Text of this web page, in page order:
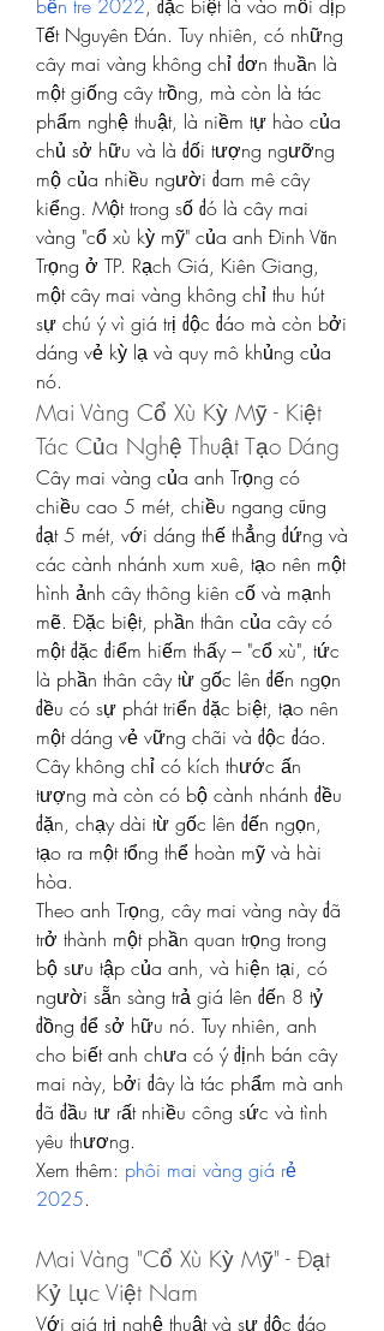
bến tre 2022, đặc biệt là vào mỗi dịp
Tết Nguyên Đán. Tuy nhiên, có những
cây mai vàng không chỉ đơn thuần là
một giống cây trồng, mà còn là tác
phẩm nghệ thuật, là niềm tự hào của
chủ sở hữu và là đối tượng ngưỡng
mộ của nhiều người đam mê cây
kiểng. Một trong số đó là cây mai
vàng "cổ xù kỳ mỹ" của anh Đinh Văn
Trọng ở TP. Rạch Giá, Kiên Giang,
một cây mai vàng không chỉ thu hút
sự chú ý vì giá trị độc đáo mà còn bởi
dáng vẻ kỳ lạ và quy mô khủng của
nó.
Mai Vàng Cổ Xù Kỳ Mỹ - Kiệt
Tác Của Nghệ Thuật Tạo Dáng
Cây mai vàng của anh Trọng có
chiều cao 5 mét, chiều ngang cũng
đạt 5 mét, với dáng thế thẳng đứng và
các cành nhánh xum xuê, tạo nên một
hình ảnh cây thông kiên cố và mạnh
mẽ. Đặc biệt, phần thân của cây có
một đặc điểm hiếm thấy – "cổ xù", tức
là phần thân cây từ gốc lên đến ngọn
đều có sự phát triển đặc biệt, tạo nên
một dáng vẻ vững chãi và độc đáo.
Cây không chỉ có kích thước ấn
tượng mà còn có bộ cành nhánh đều
đặn, chạy dài từ gốc lên đến ngọn,
tạo ra một tổng thể hoàn mỹ và hài
hòa.
Theo anh Trọng, cây mai vàng này đã
trở thành một phần quan trọng trong
bộ sưu tập của anh, và hiện tại, có
người sẵn sàng trả giá lên đến 8 tỷ
đồng để sở hữu nó. Tuy nhiên, anh
cho biết anh chưa có ý định bán cây
mai này, bởi đây là tác phẩm mà anh
đã đầu tư rất nhiều công sức và tình
yêu thương.
Xem thêm: phôi mai vàng giá rẻ
2025.
Mai Vàng "Cổ Xù Kỳ Mỹ" - Đạt
Kỷ Lục Việt Nam
Với giá trị nghệ thuật và sự độc đáo